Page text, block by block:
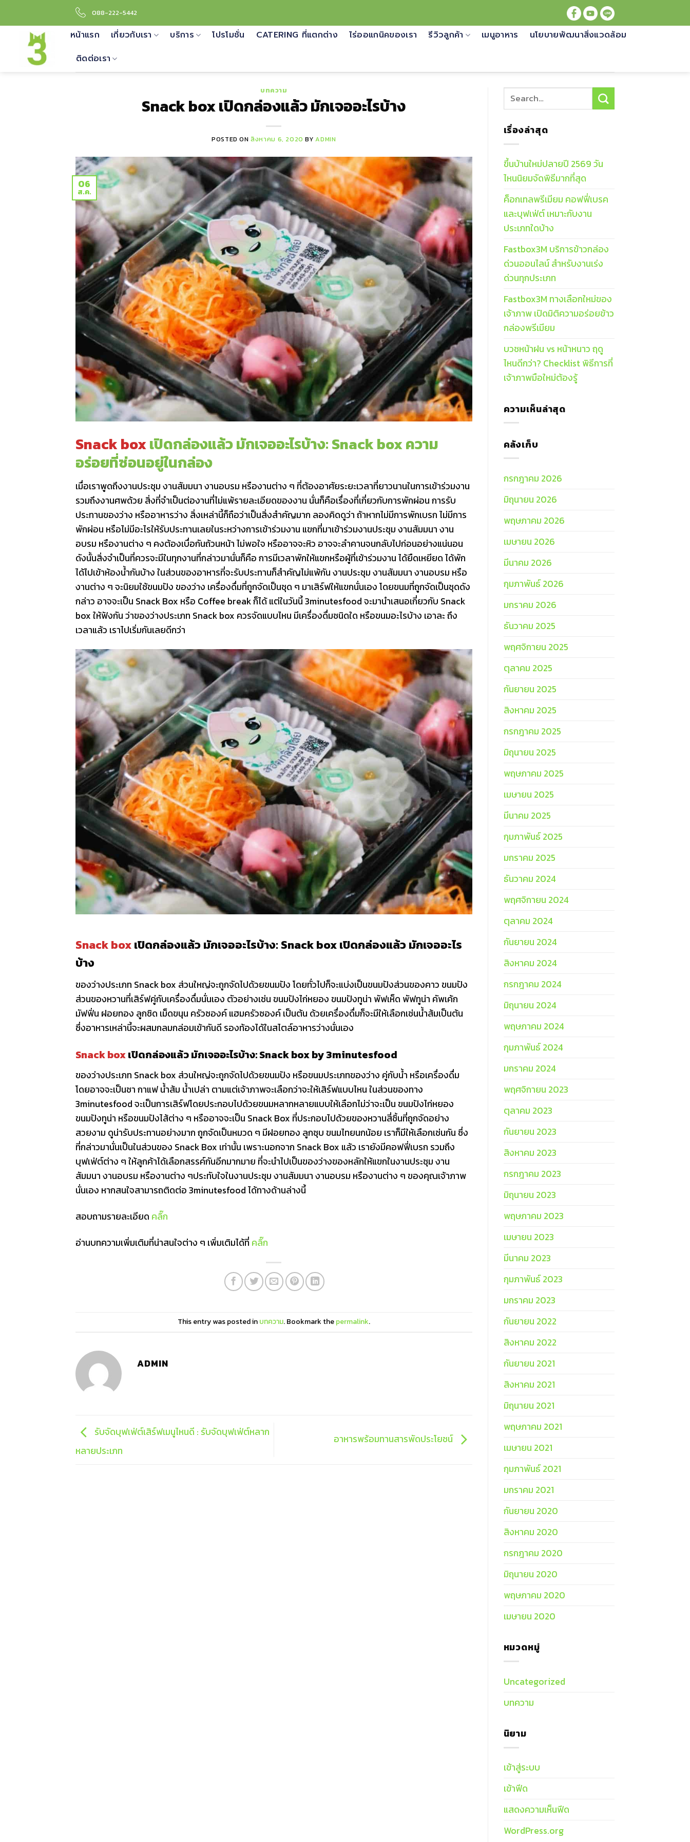
content
088-222-5442
หน้าแรก เกี่ยวกับเรา บริการ โปรโมชั่น CATERING ที่แตกต่าง ไร่ออแกนิคของเรา รีวิวลูกค้า เมนูอาหาร
นโยบายพัฒนาสิ่งแวดล้อม
ติดต่อเรา
บทความ
Snack box เปิดกล่องแล้ว มักเจออะไรบ้าง
POSTED ONสิงหาคม 6, 2020 BYADMIN
06
ส.ค.
Snack boxเปิดกล่องแล้ว มักเจออะไรบ้าง: Snack box ความ
อร่อยที่ซ่อนอยู่ในกล่อง
เมื่อเราพูดถึงงานประชุม งานสัมมนา งานอบรม หรืองานต่าง ๆ ที่ต้องอาศัยระยะเวลาที่ยาวนานในการเข้าร่วมงาน
รวมถึงงานศพด้วย สิ่งที่จำเป็นต่องานที่ไม่แพ้รายละเอียดของงาน นั่นก็คือเรื่องที่เกี่ยวกับการพักผ่อน การรับ
ประทานของว่าง หรืออาหารว่าง สิ่งเหล่านี้ก็ถือว่าเป็นสิ่งสำคัญมาก ลองคิดดูว่า ถ้าหากไม่มีการพักเบรก ไม่มีการ
พักผ่อน หรือไม่มีอะไรให้รับประทานเลยในระหว่างการเข้าร่วมงาน แขกที่มาเข้าร่วมงานประชุม งานสัมมนา งาน
อบรม หรืองานต่าง ๆ คงต้องเบื่อกันถ้วนหน้า ไม่พอใจ หรืออาจจะหิว อาจจะลำคานจนกลับไปก่อนอย่างแน่นอน
ดังนั้นสิ่งจำเป็นที่ควรจะมีในทุกงานที่กล่าวมานั่นก็คือ การมีเวลาพักให้แขกหรือผู้ที่เข้าร่วมงาน ได้ยืดเหยียด ได้พัก
ได้ไปเข้าห้องน้ำกันบ้าง ในส่วนของอาหารที่จะรับประทานก็สำคัญไม่แพ้กัน งานประชุม งานสัมมนา งานอบรม หรือ
งานต่าง ๆ จะนิยมใช้ขนมปัง ของว่าง เครื่องดื่มที่ถูกจัดเป็นชุด ๆ มาเสิร์ฟให้แขกนั่นเอง โดยขนมที่ถูกจัดเป็นชุดดัง
กล่าว อาจจะเป็น Snack Box หรือ Coffee break ก็ได้ แต่ในวันนี้ 3minutesfood จะมานำเสนอเกี่ยวกับ Snack
box ให้ฟังกัน ว่าของว่างประเภท Snack box ควรจัดแบบไหน มีเครื่องดื่มชนิดใด หรือขนมอะไรบ้าง เอาละ ถึง
เวลาแล้ว เราไปเริ่มกันเลยดีกว่า
Snack boxเปิดกล่องแล้ว มักเจออะไรบ้าง: Snack box เปิดกล่องแล้ว มักเจออะไร
บ้าง
ของว่างประเภท Snack box ส่วนใหญ่จะถูกจัดไปด้วยขนมปัง โดยทั่วไปก็จะแบ่งเป็นขนมปังส่วนของคาว ขนมปัง
ส่วนของหวานที่เสิร์ฟคู่กับเครื่องดื่มนั่นเอง ตัวอย่างเช่น ขนมปังไก่หยอง ขนมปังทูน่า พัฟเห็ด พัฟทูน่า คัพเค้ก
มัฟฟิ่น ฝอยทอง ลูกชิด เม็ดขนุน ครัวซองค์ แฮมครัวซองค์ เป็นต้น ด้วยเครื่องดื่มก็จะมีให้เลือกเช่นน้ำส้มเป็นต้น
ซึ่งอาหารเหล่านี้จะผสมกลมกล่อมเข้ากันดี รองท้องได้ในสไตล์อาหารว่างนั่นเอง
Snack boxเปิดกล่องแล้ว มักเจออะไรบ้าง: Snack box by 3minutesfood
ของว่างประเภท Snack box ส่วนใหญ่จะถูกจัดไปด้วยขนมปัง หรือขนมประเภทของว่าง คู่กับน้ำ หรือเครื่องดื่ม
โดยอาจจะเป็นชา กาแฟ น้ำส้ม น้ำเปล่า ตามแต่เจ้าภาพจะเลือกว่าจะให้เสิร์ฟแบบไหน ในส่วนของทาง
3minutesfood จะเป็นการเสิร์ฟโดยประกอบไปด้วยขนมหลากหลายแบบให้เลือกไม่ว่าจะเป็น ขนมปังไก่หยอง
ขนมปังทูน่า หรือขนมปังไส้ต่าง ๆ หรืออาจจะเป็น Snack Box ที่ประกอบไปด้วยของหวานสี่ชิ้นที่ถูกจัดอย่าง
สวยงาม ดูน่ารับประทานอย่างมาก ถูกจัดเป็นหมวด ๆ มีฝอยทอง ลูกชุบ ขนมไทยนกน้อย เราก็มีให้เลือกเช่นกัน ซึ่ง
ที่กล่าวมานั่นเป็นในส่วนของ Snack Box เท่านั้น เพราะนอกจาก Snack Box แล้ว เรายังมีคอฟฟี่เบรก รวมถึง
บุฟเฟ่ต์ต่าง ๆ ให้ลูกค้าได้เลือกสรรค์กันอีกมากมาย ที่จะนำไปเป็นของว่างของหลักให้แขกในงานประชุม งาน
สัมมนา งานอบรม หรืองานต่าง ๆประทับใจในงานประชุม งานสัมมนา งานอบรม หรืองานต่าง ๆ ของคุณเจ้าภาพ
นั่นเอง หากสนใจสามารถติดต่อ 3minutesfood ได้ทางด้านล่างนี้
สอบถามรายละเอียด คลิ๊ก
อ่านบทความเพิ่มเติมที่น่าสนใจต่าง ๆ เพิ่มเติมได้ที่ คลิ๊ก
This entry was posted inบทความ. Bookmark thepermalink.
ADMIN
รับจัดบุฟเฟ่ต์เสิร์ฟเมนูไหนดี : รับจัดบุฟเฟ่ต์หลาก
หลายประเภท
อาหารพร้อมทานสารพัดประโยชน์
เรื่องล่าสุด
ขึ้นบ้านใหม่ปลายปี 2569 วัน
ไหนนิยมจัดพิธีมากที่สุด
ค็อกเทลพรีเมียม คอฟฟี่เบรค
และบุฟเฟ่ต์ เหมาะกับงาน
ประเภทใดบ้าง
Fastbox3M บริการข้าวกล่อง
ด่วนออนไลน์ สำหรับงานเร่ง
ด่วนทุกประเภท
Fastbox3M ทางเลือกใหม่ของ
เจ้าภาพ เปิดมิติความอร่อยข้าว
กล่องพรีเมียม
บวชหน้าฝน vs หน้าหนาว ฤดู
ไหนดีกว่า? Checklist พิธีการที่
เจ้าภาพมือใหม่ต้องรู้
ความเห็นล่าสุด
คลังเก็บ
กรกฎาคม 2026
มิถุนายน 2026
พฤษภาคม 2026
เมษายน 2026
มีนาคม 2026
กุมภาพันธ์ 2026
มกราคม 2026
ธันวาคม 2025
พฤศจิกายน 2025
ตุลาคม 2025
กันยายน 2025
สิงหาคม 2025
กรกฎาคม 2025
มิถุนายน 2025
พฤษภาคม 2025
เมษายน 2025
มีนาคม 2025
กุมภาพันธ์ 2025
มกราคม 2025
ธันวาคม 2024
พฤศจิกายน 2024
ตุลาคม 2024
กันยายน 2024
สิงหาคม 2024
กรกฎาคม 2024
มิถุนายน 2024
พฤษภาคม 2024
กุมภาพันธ์ 2024
มกราคม 2024
พฤศจิกายน 2023
ตุลาคม 2023
กันยายน 2023
สิงหาคม 2023
กรกฎาคม 2023
มิถุนายน 2023
พฤษภาคม 2023
เมษายน 2023
มีนาคม 2023
กุมภาพันธ์ 2023
มกราคม 2023
กันยายน 2022
สิงหาคม 2022
กันยายน 2021
สิงหาคม 2021
มิถุนายน 2021
พฤษภาคม 2021
เมษายน 2021
กุมภาพันธ์ 2021
มกราคม 2021
กันยายน 2020
สิงหาคม 2020
กรกฎาคม 2020
มิถุนายน 2020
พฤษภาคม 2020
เมษายน 2020
หมวดหมู่
Uncategorized
บทความ
นิยาม
เข้าสู่ระบบ
เข้าฟีด
แสดงความเห็นฟีด
WordPress.org